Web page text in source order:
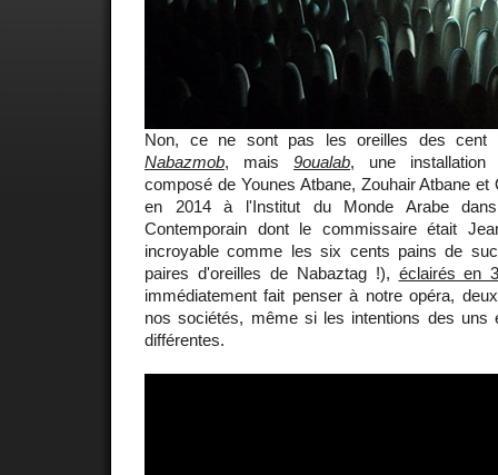
Non, ce ne sont pas les oreilles des cent
Nabazmob, mais 9oualab, une
composé de Younes Atbane, Zouhair Atbane
en 2014 à l'Institut du Monde Arabe
Contemporain dont le commissaire était
incroyable comme les six cents pains de
paires d'oreilles de Nabaztag !), éclairés en
immédiatement fait penser à notre opéra,
nos sociétés, même si les intentions des uns
différentes.